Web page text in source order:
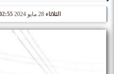
الثلاثاء 28 مايو 2024 02:55